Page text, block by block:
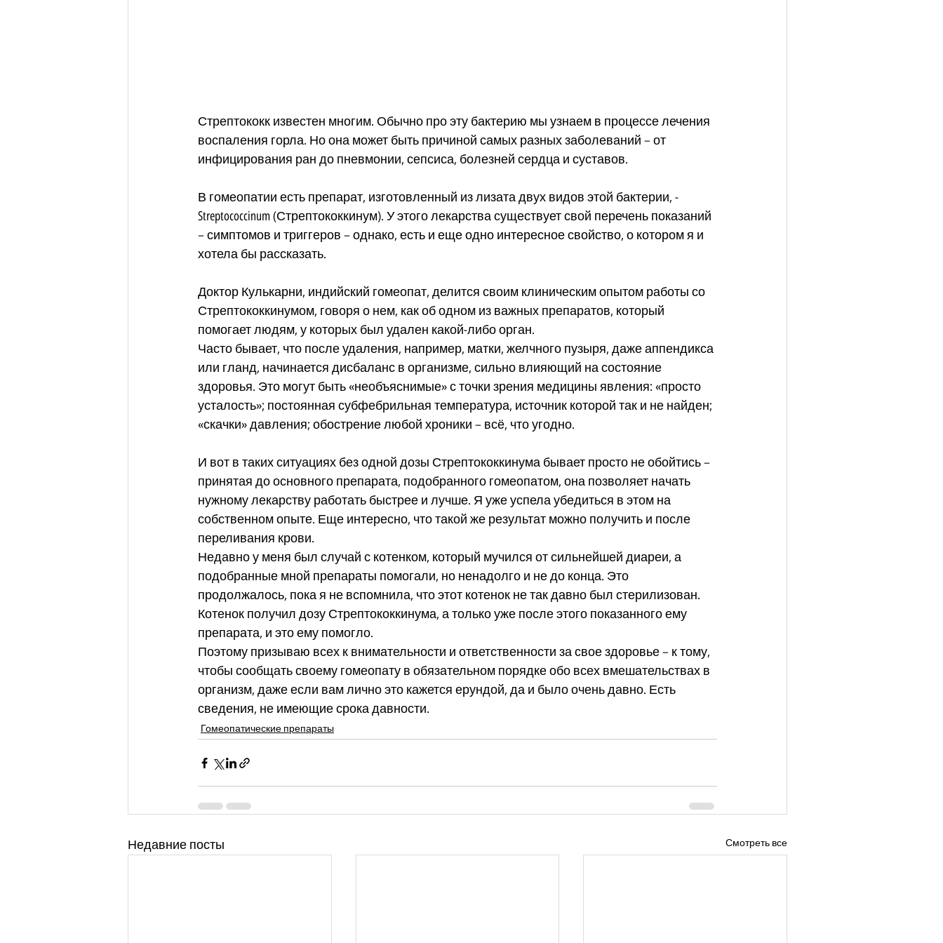
Стрептококк известен многим. Обычно про эту бактерию мы узнаем в процессе лечения
воспаления горла. Но она может быть причиной самых разных заболеваний – от
инфицирования ран до пневмонии, сепсиса, болезней сердца и суставов.
В гомеопатии есть препарат, изготовленный из лизата двух видов этой бактерии, -
Streptococcinum (Стрептококкинум). У этого лекарства существует свой перечень показаний
– симптомов и триггеров – однако, есть и еще одно интересное свойство, о котором я и
хотела бы рассказать.
Доктор Кулькарни, индийский гомеопат, делится своим клиническим опытом работы со
Стрептококкинумом, говоря о нем, как об одном из важных препаратов, который
помогает людям, у которых был удален какой-либо орган.
Часто бывает, что после удаления, например, матки, желчного пузыря, даже аппендикса
или гланд, начинается дисбаланс в организме, сильно влияющий на состояние
здоровья. Это могут быть «необъяснимые» с точки зрения медицины явления: «просто
усталость»; постоянная субфебрильная температура, источник которой так и не найден;
«скачки» давления; обострение любой хроники – всё, что угодно.
И вот в таких ситуациях без одной дозы Стрептококкинума бывает просто не обойтись –
принятая до основного препарата, подобранного гомеопатом, она позволяет начать
нужному лекарству работать быстрее и лучше. Я уже успела убедиться в этом на
собственном опыте. Еще интересно, что такой же результат можно получить и после
переливания крови.
Недавно у меня был случай с котенком, который мучился от сильнейшей диареи, а
подобранные мной препараты помогали, но ненадолго и не до конца. Это
продолжалось, пока я не вспомнила, что этот котенок не так давно был стерилизован.
Котенок получил дозу Стрептококкинума, а только уже после этого показанного ему
препарата, и это ему помогло.
Поэтому призываю всех к внимательности и ответственности за свое здоровье – к тому,
чтобы сообщать своему гомеопату в обязательном порядке обо всех вмешательствах в
организм, даже если вам лично это кажется ерундой, да и было очень давно. Есть
сведения, не имеющие срока давности.
Гомеопатические препараты
Недавние посты Смотреть все